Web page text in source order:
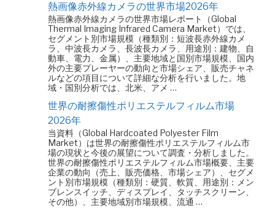
熱画像赤外線カメラの世界市場2026年
熱画像赤外線カメラの世界市場レポート（Global
Thermal Imaging Infrared Camera Market）では、
セグメント別市場規模（種類別：短波長赤外線カメ
ラ、中波長カメラ、長波長カメラ、用途別：建物、自
動車、電力、金属）、主要地域と国別市場規模、国内
外の主要プレーヤーの動向と市場シェア、販売チャネ
ルなどの項目について詳細な分析を行いました。地
域・国別分析では、北米、アメ …
世界の耐擦傷性ポリエステルフィルム市場
2026年
当資料（Global Hardcoated Polyester Film
Market）は世界の耐擦傷性ポリエステルフィルム市
場の現状と今後の展望について調査・分析しました。
世界の耐擦傷性ポリエステルフィルム市場概要、主要
企業の動向（売上、販売価格、市場シェア）、セグメ
ント別市場規模（種類別：硬質、軟質、用途別：メン
ブレンスイッチ、ディスプレイ、タッチスクリーン、
その他）、主要地域別市場規模、流通 …